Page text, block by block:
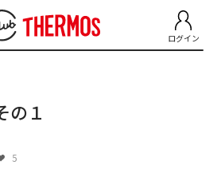
ログイン
の１
5